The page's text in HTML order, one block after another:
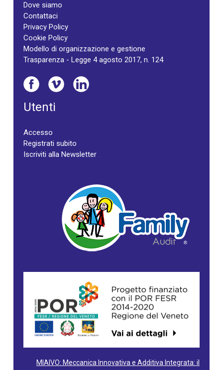
Dove siamo
Contattaci
Privacy Policy
Cookie Policy
Modello di organizzazione e gestione
Trasparenza - Legge 4 agosto 2017, n. 124
Utenti
Accesso
Registrati subito
Iscriviti alla Newsletter
MIAIVO: Meccanica Innovativa e Additiva Integrata: il